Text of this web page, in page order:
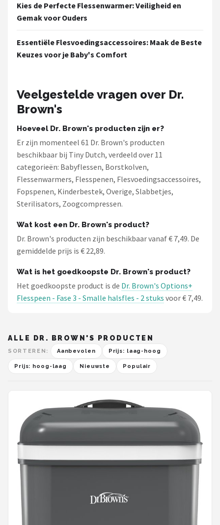
Kies de Perfecte Flessenwarmer: Veiligheid en
Gemak voor Ouders
Essentiële Flesvoedingsaccessoires: Maak de Beste
Keuzes voor je Baby's Comfort
Veelgestelde vragen over Dr.
Brown's
Hoeveel Dr. Brown's producten zijn er?
Er zijn momenteel 61 Dr. Brown's producten
beschikbaar bij Tiny Dutch, verdeeld over 11
categorieën: Babyflessen, Borstkolven,
Flessenwarmers, Flesspenen, Flesvoedingsaccessoires,
Fopspenen, Kinderbestek, Overige, Slabbetjes,
Sterilisators, Zoogcompressen.
Wat kost een Dr. Brown's product?
Dr. Brown's producten zijn beschikbaar vanaf € 7,49. De
gemiddelde prijs is € 22,89.
Wat is het goedkoopste Dr. Brown's product?
Het goedkoopste product is de Dr. Brown's Options+
Flesspeen - Fase 3 - Smalle halsfles - 2 stuks voor € 7,49.
ALLE DR. BROWN'S PRODUCTEN
SORTEREN: Aanbevolen Prijs: laag-hoog
Prijs: hoog-laag Nieuwste Populair